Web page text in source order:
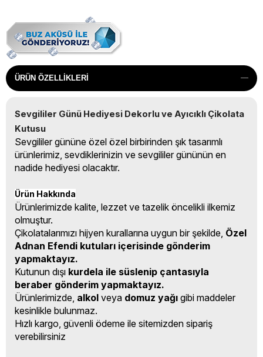
ÜRÜN ÖZELLIKLERI
Sevgililer Günü Hediyesi Dekorlu ve Ayıcıklı Çikolata
Kutusu
Sevgililer gününe özel özel birbirinden şık tasarımlı
ürünlerimiz, sevdiklerinizin ve sevgililer gününün en
nadide hediyesi olacaktır.
Ürün Hakkında
Ürünlerimizde kalite, lezzet ve tazelik öncelikli ilkemiz
olmuştur.
Çikolatalarımızı hijyen kurallarına uygun bir şekilde, Özel
Adnan Efendi kutuları içerisinde gönderim
yapmaktayız.
Kutunun dışı kurdela ile süslenip çantasıyla
beraber gönderim yapmaktayız.
Ürünlerimizde, alkol veya domuz yağı gibi maddeler
kesinlikle bulunmaz.
Hızlı kargo, güvenli ödeme ile sitemizden sipariş
verebilirsiniz